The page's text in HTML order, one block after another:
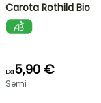
Carota Rothild Bio
Da5,90 €
Semi